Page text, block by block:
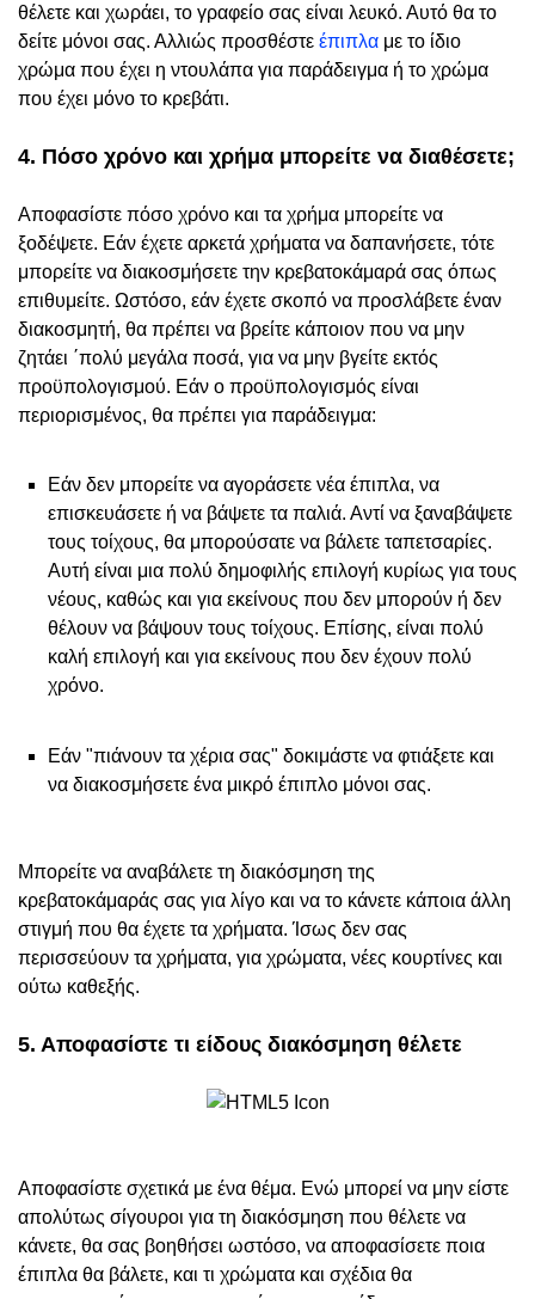
θέλετε και χωράει, το γραφείο σας είναι λευκό. Αυτό θα το
δείτε μόνοι σας. Αλλιώς προσθέστε έπιπλα με το ίδιο
χρώμα που έχει η ντουλάπα για παράδειγμα ή το χρώμα
που έχει μόνο το κρεβάτι.
4. Πόσο χρόνο και χρήμα μπορείτε να διαθέσετε;
Αποφασίστε πόσο χρόνο και τα χρήμα μπορείτε να
ξοδέψετε. Εάν έχετε αρκετά χρήματα να δαπανήσετε, τότε
μπορείτε να διακοσμήσετε την κρεβατοκάμαρά σας όπως
επιθυμείτε. Ωστόσο, εάν έχετε σκοπό να προσλάβετε έναν
διακοσμητή, θα πρέπει να βρείτε κάποιον που να μην
ζητάει ΄πολύ μεγάλα ποσά, για να μην βγείτε εκτός
προϋπολογισμού. Εάν ο προϋπολογισμός είναι
περιορισμένος, θα πρέπει για παράδειγμα:
Εάν δεν μπορείτε να αγοράσετε νέα έπιπλα, να
επισκευάσετε ή να βάψετε τα παλιά. Αντί να ξαναβάψετε
τους τοίχους, θα μπορούσατε να βάλετε ταπετσαρίες.
Αυτή είναι μια πολύ δημοφιλής επιλογή κυρίως για τους
νέους, καθώς και για εκείνους που δεν μπορούν ή δεν
θέλουν να βάψουν τους τοίχους. Επίσης, είναι πολύ
καλή επιλογή και για εκείνους που δεν έχουν πολύ
χρόνο.
Εάν "πιάνουν τα χέρια σας" δοκιμάστε να φτιάξετε και
να διακοσμήσετε ένα μικρό έπιπλο μόνοι σας.
Μπορείτε να αναβάλετε τη διακόσμηση της
κρεβατοκάμαράς σας για λίγο και να το κάνετε κάποια άλλη
στιγμή που θα έχετε τα χρήματα. Ίσως δεν σας
περισσεύουν τα χρήματα, για χρώματα, νέες κουρτίνες και
ούτω καθεξής.
5. Αποφασίστε τι είδους διακόσμηση θέλετε
Αποφασίστε σχετικά με ένα θέμα. Ενώ μπορεί να μην είστε
απολύτως σίγουροι για τη διακόσμηση που θέλετε να
κάνετε, θα σας βοηθήσει ωστόσο, να αποφασίσετε ποια
έπιπλα θα βάλετε, και τι χρώματα και σχέδια θα